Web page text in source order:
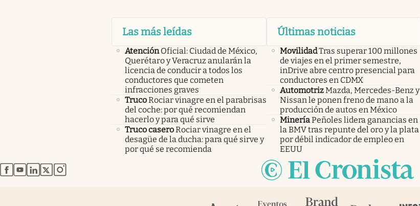
Las más leídas
Atención Oficial: Ciudad de México,
Querétaro y Veracruz anularán la
licencia de conducir a todos los
conductores que cometen
infracciones graves
TrucoRociar vinagre en el parabrisas
del coche: por qué recomiendan
hacerlo y para qué sirve
Truco caseroRociar vinagre en el
desagüe de la ducha: para qué sirve y
por qué se recomienda
Últimas noticias
MovilidadTras superar 100 millones
de viajes en el primer semestre,
inDrive abre centro presencial para
conductores en CDMX
AutomotrizMazda, Mercedes-Benz y
Nissan le ponen freno de mano a la
producción de autos en México
MineríaPeñoles lidera ganancias en
la BMV tras repunte del oro y la plata
por débil indicador de empleo en
EEUU
abre en nueva pestaña
abre en nueva pestaña
abre en nueva pestaña
abre en nueva pestaña
abre en nueva pestaña